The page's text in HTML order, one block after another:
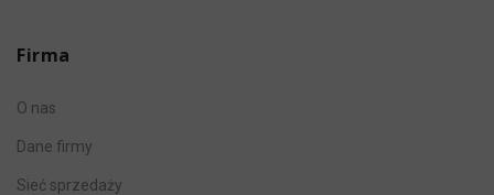
Firma
O nas
Dane firmy
Sieć sprzedaży